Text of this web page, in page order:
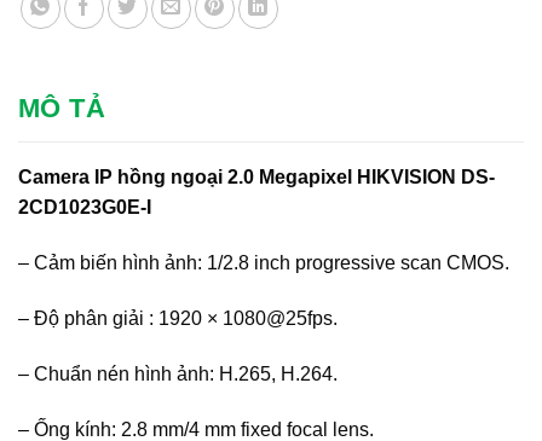
MÔ TẢ
Camera IP hồng ngoại 2.0 Megapixel HIKVISION DS-
2CD1023G0E-I
– Cảm biến hình ảnh: 1/2.8 inch progressive scan CMOS.
– Độ phân giải : 1920 × 1080@25fps.
– Chuẩn nén hình ảnh: H.265, H.264.
– Ống kính: 2.8 mm/4 mm fixed focal lens.